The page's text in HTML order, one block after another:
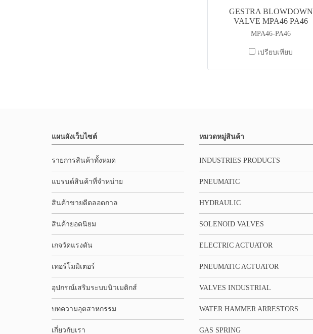
GESTRA BLOWDOWN
VALVE MPA46 PA46
MPA46-PA46
เปรียบเทียบ
แผนผังเว็บไซต์
รายการสินค้าทั้งหมด
แบรนด์สินค้าที่จำหน่าย
สินค้าขายดีตลอดกาล
สินค้ายอดนิยม
เกจวัดแรงดัน
เทอร์โมมิเตอร์
อุปกรณ์เสริมระบบนิวเมติกส์
บทความอุตสาหกรรม
เกี่ยวกับเรา
หมวดหมู่สินค้า
INDUSTRIES PRODUCTS
PNEUMATIC
HYDRAULIC
SOLENOID VALVES
ELECTRIC ACTUATOR
PNEUMATIC ACTUATOR
VALVES INDUSTRIAL
WATER HAMMER ARRESTORS
GAS SPRING